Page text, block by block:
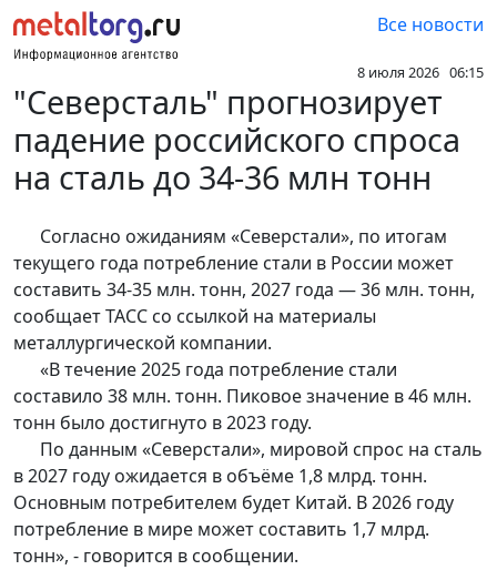
Все новости
8 июля 2026 06:15
"Северсталь" прогнозирует
падение российского спроса
на сталь до 34-36 млн тонн
Согласно ожиданиям «Северстали», по итогам
текущего года потребление стали в России может
составить 34-35 млн. тонн, 2027 года — 36 млн. тонн,
сообщает ТАСС со ссылкой на материалы
металлургической компании.
«В течение 2025 года потребление стали
составило 38 млн. тонн. Пиковое значение в 46 млн.
тонн было достигнуто в 2023 году.
По данным «Северстали», мировой спрос на сталь
в 2027 году ожидается в объёме 1,8 млрд. тонн.
Основным потребителем будет Китай. В 2026 году
потребление в мире может составить 1,7 млрд.
тонн», - говорится в сообщении.